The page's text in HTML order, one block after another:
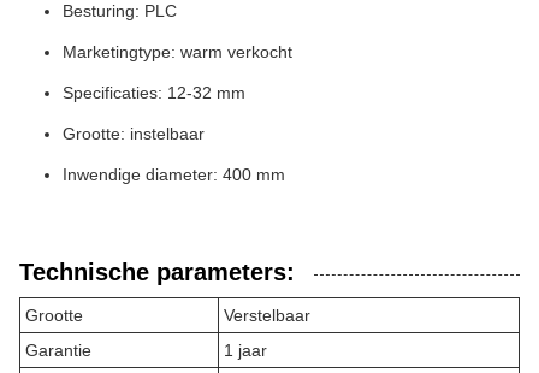
Besturing: PLC
Marketingtype: warm verkocht
Specificaties: 12-32 mm
Grootte: instelbaar
Inwendige diameter: 400 mm
Technische parameters:
Grootte
Verstelbaar
Garantie
1 jaar